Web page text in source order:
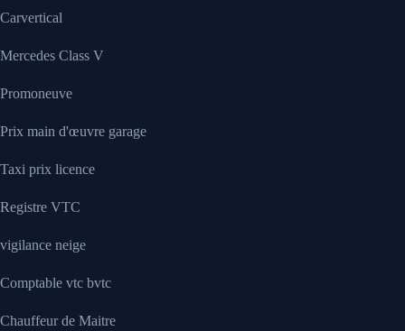
Carvertical
Mercedes Class V
Promoneuve
Prix main d'œuvre garage
Taxi prix licence
Registre VTC
vigilance neige
Comptable vtc bvtc
Chauffeur de Maitre